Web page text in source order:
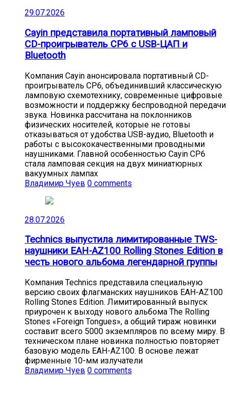
29.07.2026
Cayin представила портативный ламповый
CD-проигрыватель CP6 с USB-ЦАП и
Bluetooth
Компания Cayin анонсировала портативный CD-
проигрыватель CP6, объединивший классическую
ламповую схемотехнику, современные цифровые
возможности и поддержку беспроводной передачи
звука. Новинка рассчитана на поклонников
физических носителей, которые не готовы
отказываться от удобства USB-аудио, Bluetooth и
работы с высококачественными проводными
наушниками. Главной особенностью Cayin CP6
стала ламповая секция на двух миниатюрных
вакуумных лампах
Владимир Чуев 0 comments
28.07.2026
Technics выпустила лимитированные TWS-
наушники EAH-AZ100 Rolling Stones Edition в
честь нового альбома легендарной группы
Компания Technics представила специальную
версию своих флагманских наушников EAH-AZ100
Rolling Stones Edition. Лимитированный выпуск
приурочен к выходу нового альбома The Rolling
Stones «Foreign Tongues», а общий тираж новинки
составит всего 5000 экземпляров по всему миру. В
техническом плане новинка полностью повторяет
базовую модель EAH-AZ100. В основе лежат
фирменные 10-мм излучатели
Владимир Чуев 0 comments